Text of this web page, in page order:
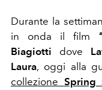
Durante la
in onda il film
Biagiotti dove
Laura, oggi alla
collezione Spring